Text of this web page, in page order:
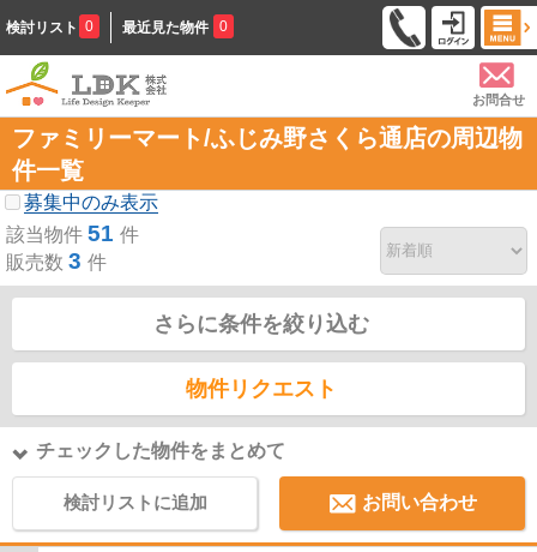
検討リスト 0 最近見た物件 0
お問合せ
ファミリーマート/ふじみ野さくら通店の周辺物
件一覧
募集中のみ表示
該当物件 51 件
販売数 3 件
さらに条件を絞り込む
物件リクエスト
チェックした物件をまとめて
検討リストに追加 お問い合わせ